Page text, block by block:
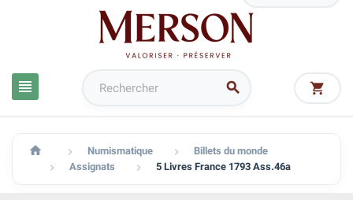
  
  Numismatique  Billets du monde
 Assignats  5 Livres France 1793 Ass.46a